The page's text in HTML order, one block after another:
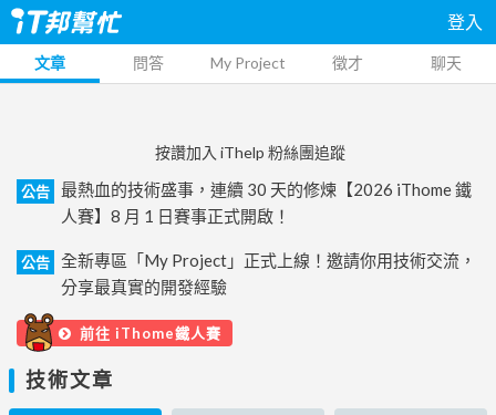
登入
文章 問答 My Project 徵才 聊天
按讚加入 iThelp 粉絲團追蹤
公告
最熱血的技術盛事，連續 30 天的修煉【2026 iThome 鐵
人賽】8 月 1 日賽事正式開啟！
公告
全新專區「My Project」正式上線！邀請你用技術交流，
分享最真實的開發經驗
前往 iThome鐵人賽
技術文章